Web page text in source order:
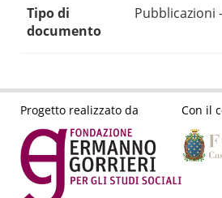
Tipo di
documento
Pubblicazioni
Progetto realizzato da Con il